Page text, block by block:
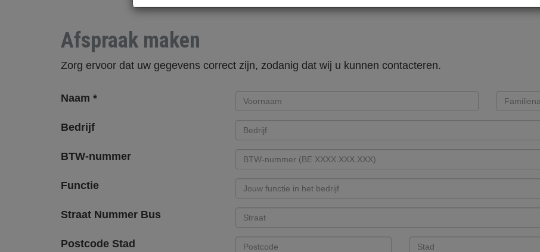
Afspraak maken
Zorg ervoor dat uw gegevens correct zijn, zodanig dat wij u kunnen contacteren.
Naam *
Bedrijf
BTW-nummer
Functie
Straat Nummer Bus
Postcode Stad